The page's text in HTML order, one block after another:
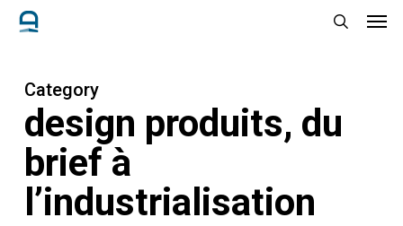
Skip
contentCategory
design produits, du
brief à
l’industrialisation